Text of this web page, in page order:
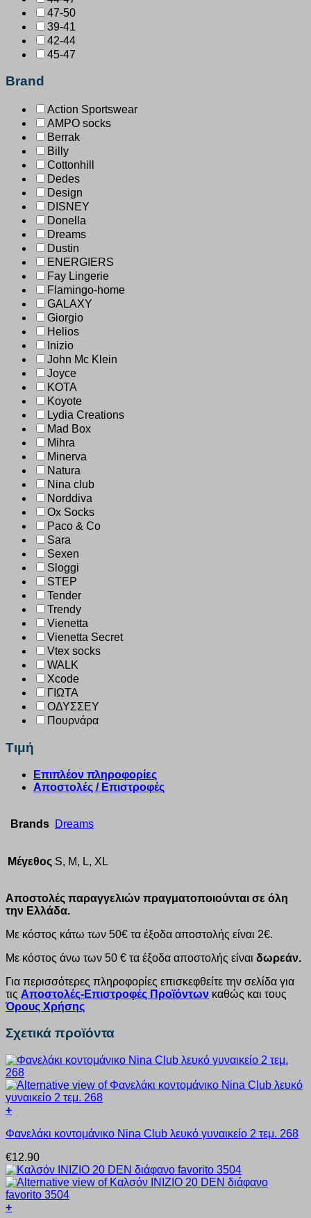
47-50
39-41
42-44
45-47
Brand
Action Sportswear
AMPO socks
Berrak
Billy
Cottonhill
Dedes
Design
DISNEY
Donella
Dreams
Dustin
ENERGIERS
Fay Lingerie
Flamingo-home
GALAXY
Giorgio
Helios
Inizio
John Mc Klein
Joyce
KOTA
Koyote
Lydia Creations
Mad Box
Mihra
Minerva
Natura
Nina club
Norddiva
Ox Socks
Paco & Co
Sara
Sexen
Sloggi
STEP
Tender
Trendy
Vienetta
Vienetta Secret
Vtex socks
WALK
Xcode
ΓΙΩΤΑ
ΟΔΥΣΣΕΥ
Πουρνάρα
Τιμή
Επιπλέον πληροφορίες
Αποστολές / Επιστροφές
Brands Dreams
Μέγεθος S, M, L, XL
Αποστολές παραγγελιών πραγματοποιούνται σε όλη
την Ελλάδα.
Με κόστος κάτω των 50€ τα έξοδα αποστολής είναι 2€.
Με κόστος άνω των 50 € τα έξοδα αποστολής είναι δωρεάν.
Για περισσότερες πληροφορίες επισκεφθείτε την σελίδα για
τις Αποστολές-Επιστροφές Προϊόντων καθώς και τους
Όρους Χρήσης
Σχετικά προϊόντα
+
το
έχει
πολλαπλές
παραλλαγές.
Οι
επιλογές
Φανελάκι κοντομάνικο Nina Club λευκό γυναικείο 2 τεμ. 268
€12.90
+